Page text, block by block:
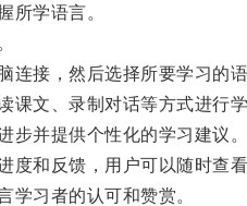
学语言。
接，然后选择所要学习的语
文、录制对话等方式进行学
并提供个性化的学习建议。
和反馈，用户可以随时查看
习者的认可和赞赏。